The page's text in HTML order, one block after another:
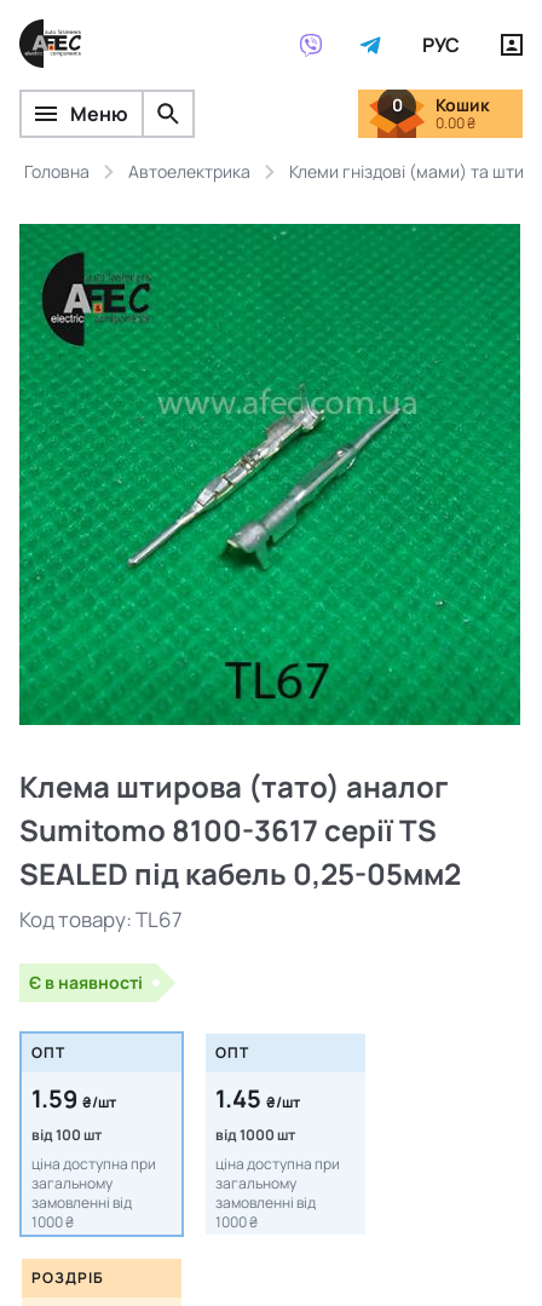
РУС
Меню 0 Кошик
0.00 ₴
Головна Автоелектрика Клеми гніздові (мами) та
Клема штирова (тато) аналог
Sumitomo 8100-3617 серії TS
SEALED під кабель 0,25-05мм2
Код товару:TL67
Є в наявності
ОПТ
1.59 ₴/шт
від 100 шт
ціна доступна при
загальному
замовленні від
1000 ₴
ОПТ
1.45 ₴/шт
від 1000 шт
ціна доступна при
загальному
замовленні від
1000 ₴
РОЗДРІБ